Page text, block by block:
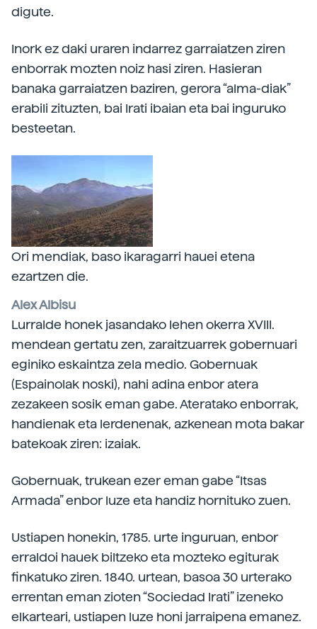
digute.
Inork ez daki uraren indarrez garraiatzen ziren
enborrak mozten noiz hasi ziren. Hasieran
banaka garraiatzen baziren, gerora “alma-diak”
erabili zituzten, bai Irati ibaian eta bai inguruko
besteetan.
Ori mendiak, baso ikaragarri hauei etena
ezartzen die.
Alex Albisu
Lurralde honek jasandako lehen okerra XVIII.
mendean gertatu zen, zaraitzuarrek gobernuari
eginiko eskaintza zela medio. Gobernuak
(Espainolak noski), nahi adina enbor atera
zezakeen sosik eman gabe. Ateratako enborrak,
handienak eta lerdenenak, azkenean mota bakar
batekoak ziren: izaiak.
Gobernuak, trukean ezer eman gabe “Itsas
Armada” enbor luze eta handiz hornituko zuen.
Ustiapen honekin, 1785. urte inguruan, enbor
erraldoi hauek biltzeko eta mozteko egiturak
finkatuko ziren. 1840. urtean, basoa 30 urterako
errentan eman zioten “Sociedad Irati” izeneko
elkarteari, ustiapen luze honi jarraipena emanez.